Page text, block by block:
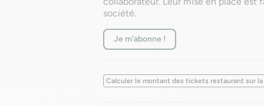
société.
Je m'abonne !
Calculer le montant des tickets restaurant sur